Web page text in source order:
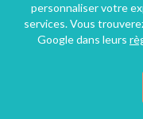
Montjoie-en-
personnaliser votre
services. Vous
Google dans leurs